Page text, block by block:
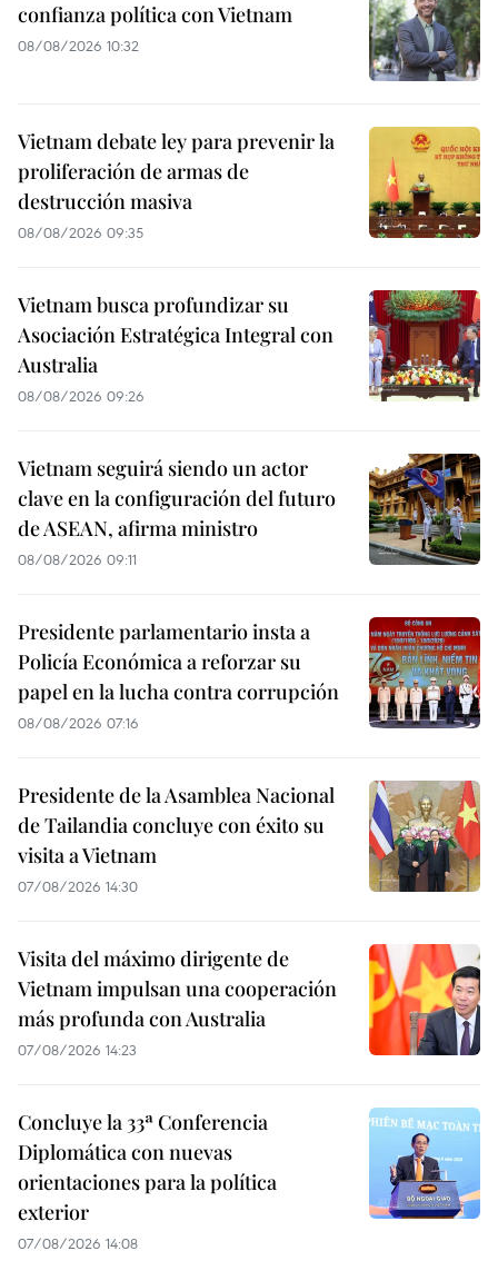
confianza política con Vietnam
08/08/2026 10:32
Vietnam debate ley para prevenir la
proliferación de armas de
destrucción masiva
08/08/2026 09:35
Vietnam busca profundizar su
Asociación Estratégica Integral con
Australia
08/08/2026 09:26
Vietnam seguirá siendo un actor
clave en la configuración del futuro
de ASEAN, afirma ministro
08/08/2026 09:11
Presidente parlamentario insta a
Policía Económica a reforzar su
papel en la lucha contra corrupción
08/08/2026 07:16
Presidente de la Asamblea Nacional
de Tailandia concluye con éxito su
visita a Vietnam
07/08/2026 14:30
Visita del máximo dirigente de
Vietnam impulsan una cooperación
más profunda con Australia
07/08/2026 14:23
Concluye la 33ª Conferencia
Diplomática con nuevas
orientaciones para la política
exterior
07/08/2026 14:08